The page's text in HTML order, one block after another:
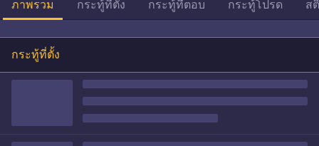
ภาพรวม กระทู้ที่ตั้ง กระทู้ที่ตอบ กระทู้โปรด ส
กระทู้ที่ตั้ง